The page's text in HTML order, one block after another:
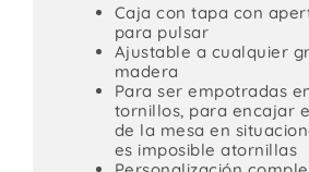
Caja con tapa con
para pulsar
Ajustable a cualquier
madera
Para ser empotradas
tornillos, para encajar
de la mesa en
es imposible atornillas